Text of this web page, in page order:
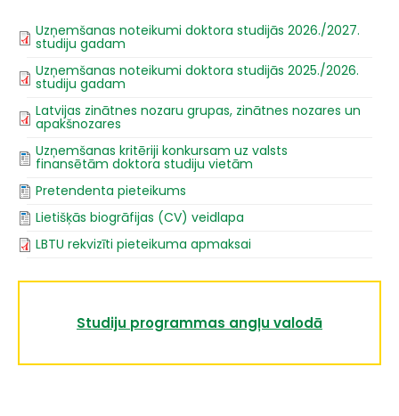
Uzņemšanas noteikumi doktora studijās 2026./2027.
studiju gadam
Uzņemšanas noteikumi doktora studijās 2025./2026.
studiju gadam
Latvijas zinātnes nozaru grupas, zinātnes nozares un
apakšnozares
Uzņemšanas kritēriji konkursam uz valsts
finansētām doktora studiju vietām
Pretendenta pieteikums
Lietišķās biogrāfijas (CV) veidlapa
LBTU rekvizīti pieteikuma apmaksai
Studiju programmas angļu valodā